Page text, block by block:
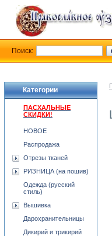
Категории
ПАСХАЛЬНЫЕ
СКИДКИ!
НОВОЕ
Распродажа
Отрезы тканей
РИЗНИЦА (на пошив)
Одежда (русский
стиль)
Вышивка
Дарохранительницы
Дикирий и трикирий
Поиск: